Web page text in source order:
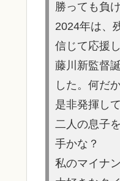
勝っても負
2024年は、
信じて応援
藤川新監督
した。何だ
是非発揮し
二人の息子
手かな？
私のマイナ